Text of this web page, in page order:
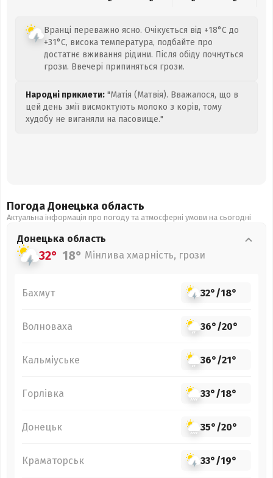
Вранці переважно ясно. Очікується від +18°C до
+31°C, висока температура, подбайте про
достатнє вживання рідини. Після обіду почнуться
грози. Ввечері припиняться грози.
Народні прикмети: "Матія (Матвія). Вважалося, що в
цей день змії висмоктують молоко з корів, тому
худобу не виганяли на пасовище."
Погода Донецька область
Актуальна інформація про погоду та атмосферні умови на сьогодні
Донецька область
32° 18° Мінлива хмарність, грози
Бахмут 32°/18°
Волноваха 36°/20°
Кальміуське 36°/21°
Горлівка 33°/18°
Донецьк 35°/20°
Краматорськ 33°/19°